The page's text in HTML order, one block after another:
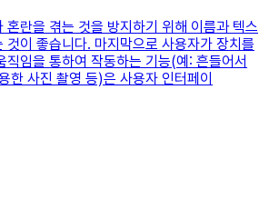
혼란을 겪는 것을 방지하기 위해 이름과 텍스
것이 좋습니다. 마지막으로 사용자가 장치를
직임을 통하여 작동하는 기능(예: 흔들어서
한 사진 촬영 등)은 사용자 인터페이